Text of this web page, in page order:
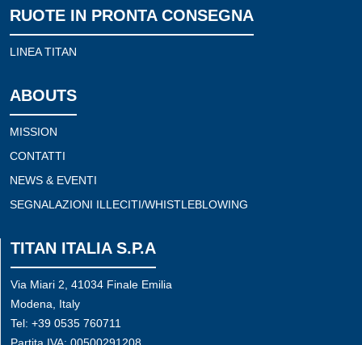
RUOTE IN PRONTA CONSEGNA
LINEA TITAN
ABOUTS
MISSION
CONTATTI
NEWS & EVENTI
SEGNALAZIONI ILLECITI/WHISTLEBLOWING
TITAN ITALIA S.P.A
Via Miari 2, 41034 Finale Emilia
Modena, Italy
Tel: +39 0535 760711